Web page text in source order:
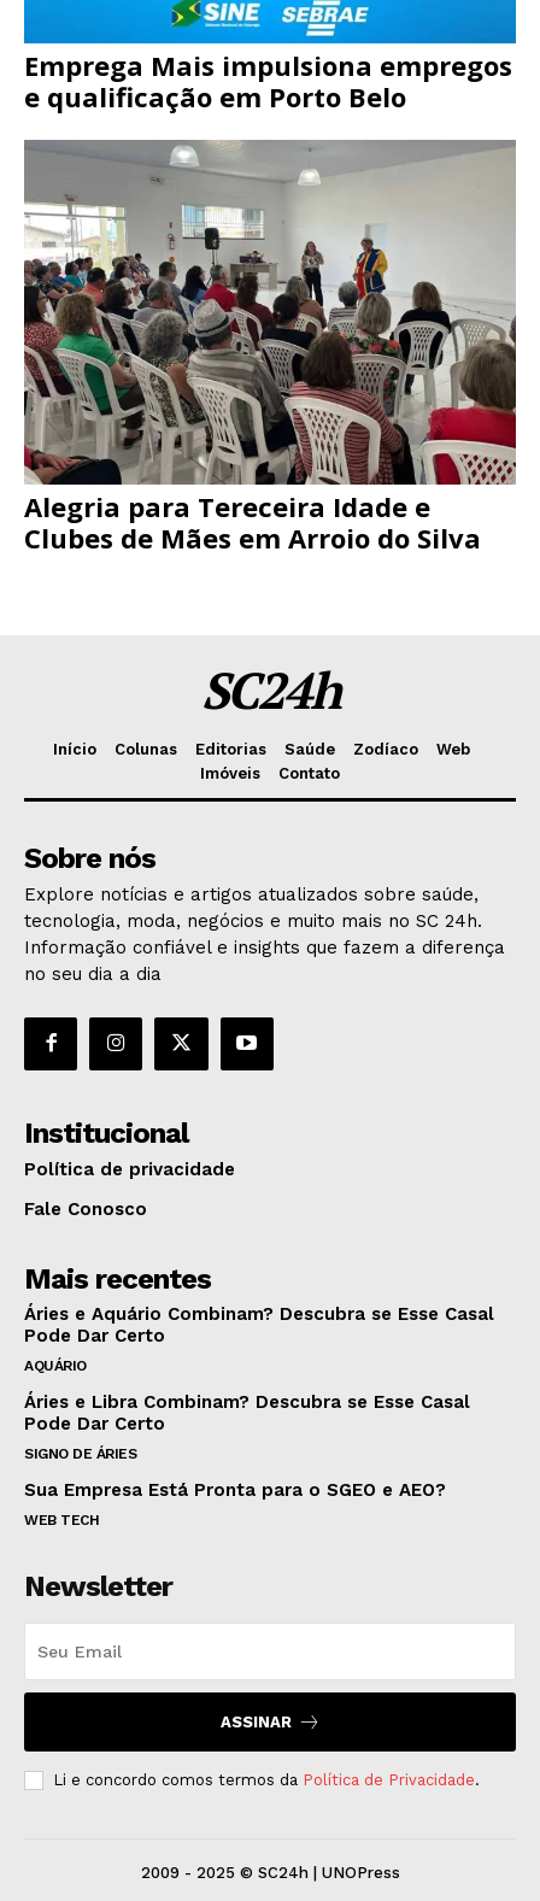
Emprega Mais impulsiona empregos
e qualificação em Porto Belo
Alegria para Tereceira Idade e
Clubes de Mães em Arroio do Silva
SC24h
Início Colunas Editorias Saúde Zodíaco
Web
Imóveis
Contato
Sobre nós
Explore notícias e artigos atualizados sobre saúde,
tecnologia, moda, negócios e muito mais no SC 24h.
Informação confiável e insights que fazem a diferença
no seu dia a dia
Institucional
Política de privacidade
Fale Conosco
Mais recentes
Áries e Aquário Combinam? Descubra se Esse Casal
Pode Dar Certo
AQUÁRIO
Áries e Libra Combinam? Descubra se Esse Casal
Pode Dar Certo
SIGNO DE ÁRIES
Sua Empresa Está Pronta para o SGEO e AEO?
WEB TECH
Newsletter
ASSINAR
Li e concordo comos termos da Política de Privacidade.
2009 - 2025 © SC24h | UNOPress